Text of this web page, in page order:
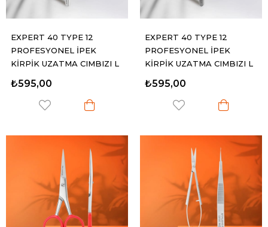
EXPERT 40 TYPE 12
PROFESYONEL İPEK
KİRPİK UZATMA CIMBIZI L
₺595,00
EXPERT 40 TYPE 12
PROFESYONEL İPEK
KİRPİK UZATMA CIMBIZI L
₺595,00